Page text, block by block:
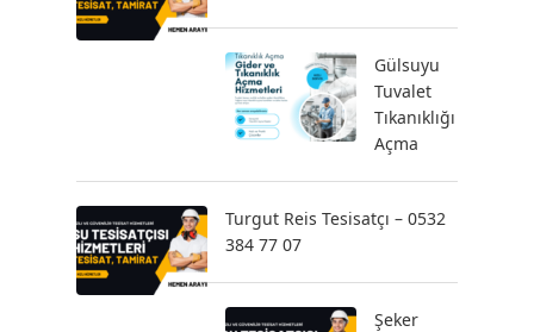
Gülsuyu
Tuvalet
Tıkanıklığı
Açma
Turgut Reis Tesisatçı – 0532
384 77 07
Şeker